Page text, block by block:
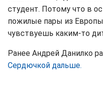
студент. Потому что в
пожилые пары из
чувствуешь каким-то
Ранее Андрей Данилко
Сердючкой дальше.